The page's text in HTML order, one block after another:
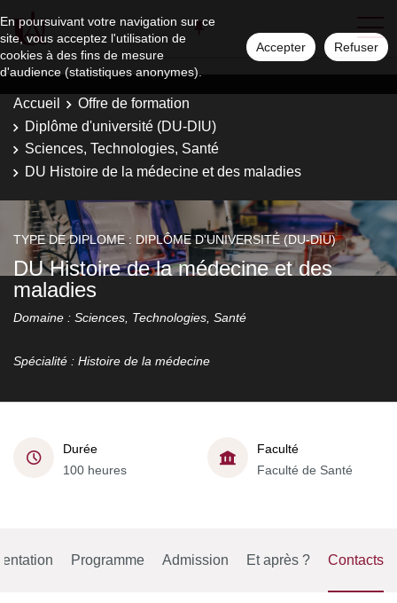
En poursuivant votre navigation sur ce
site, vous acceptez l'utilisation de
cookies à des fins de mesure
d'audience (statistiques anonymes).
Accepter Refuser
Accueil
Offre de formation
Diplôme d'université (DU-DIU)
Sciences, Technologies, Santé
DU Histoire de la médecine et des maladies
TYPE DE DIPLOME : DIPLÔME D'UNIVERSITÉ (DU-DIU)
DU Histoire de la médecine et des
maladies
Domaine : Sciences, Technologies, Santé
Spécialité : Histoire de la médecine
Durée
100 heures
Faculté
Faculté de Santé
Programme Admission Et après ? Contacts